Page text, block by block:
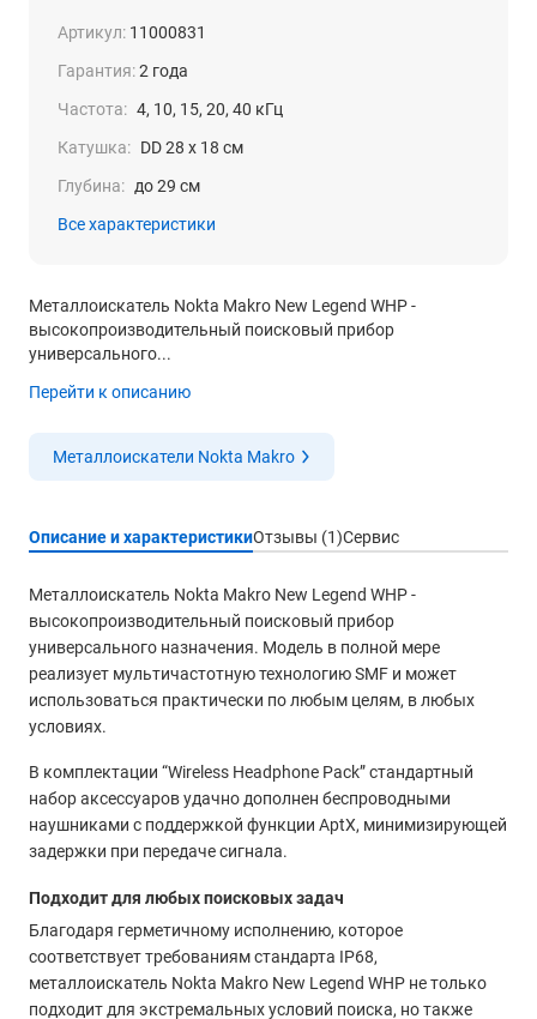
Артикул: 11000831
Гарантия:2 года
Частота: 4, 10, 15, 20, 40 кГц
Катушка: DD 28 x 18 см
Глубина: до 29 см
Все характеристики
Металлоискатель Nokta Makro New Legend WHP -
высокопроизводительный поисковый прибор
универсального...
Перейти к описанию
Металлоискатели Nokta Makro
Описание и характеристикиОтзывы (1)Сервис
Металлоискатель Nokta Makro New Legend WHP -
высокопроизводительный поисковый прибор
универсального назначения. Модель в полной мере
реализует мультичастотную технологию SMF и может
использоваться практически по любым целям, в любых
условиях.
В комплектации “Wireless Headphone Pack” стандартный
набор аксессуаров удачно дополнен беспроводными
наушниками с поддержкой функции AptX, минимизирующей
задержки при передаче сигнала.
Подходит для любых поисковых задач
Благодаря герметичному исполнению, которое
соответствует требованиям стандарта IP68,
металлоискатель Nokta Makro New Legend WHP не только
подходит для экстремальных условий поиска, но также